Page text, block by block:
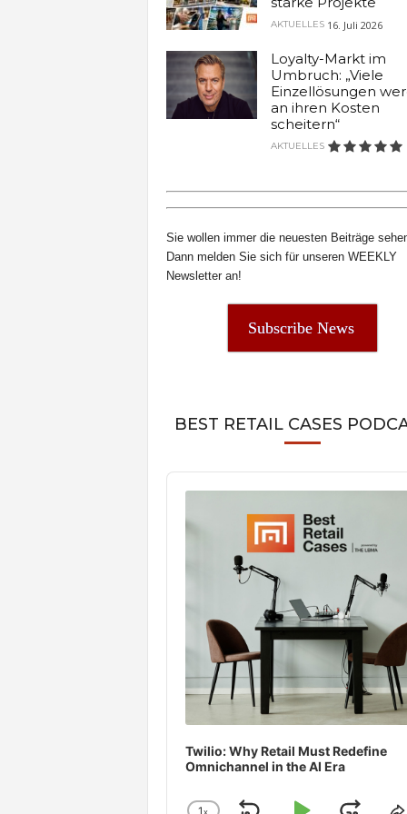
AKTUELLES 16. Juli 2026
Loyalty-Markt im
Umbruch: „Viele
Einzellösungen
an ihren Kosten
scheitern“
AKTUELLES
Sie wollen immer die neuesten Beiträge
Dann melden Sie sich für unseren WEEKLY
Newsletter an!
Subscribe News
BEST RETAIL CASES
Audio
Player
Twilio: Why Retail Must Redefine
Omnichannel in the AI Era
1x